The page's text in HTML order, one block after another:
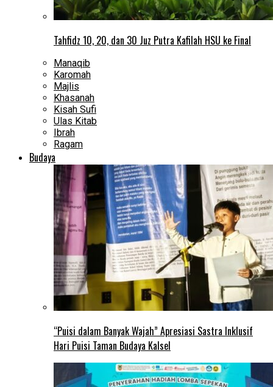
Tahfidz 10, 20, dan 30 Juz Putra Kafilah HSU ke Final
Manaqib
Karomah
Majlis
Khasanah
Kisah Sufi
Ulas Kitab
Ibrah
Ragam
Budaya
“Puisi dalam Banyak Wajah” Apresiasi Sastra Inklusif
Hari Puisi Taman Budaya Kalsel